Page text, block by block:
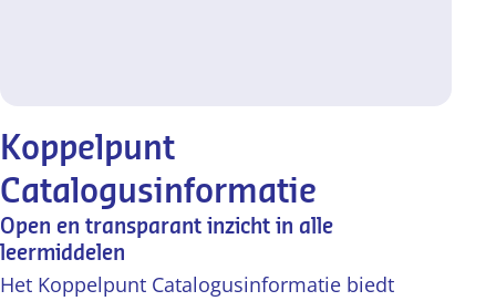
Koppelpunt
Catalogusinformatie
Open en transparant inzicht in alle
leermiddelen
Het Koppelpunt Catalogusinformatie biedt